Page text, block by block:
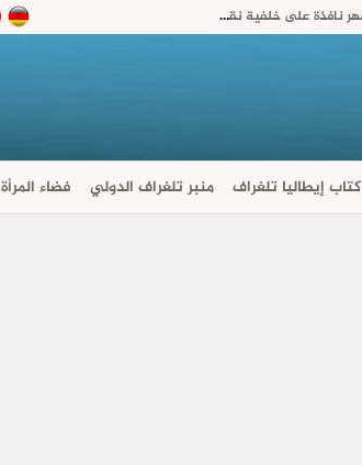
ابتدائية تطوان تقضي بحبس سائقي سيارات أجرة ستة أشهر نافذة على خلفية نقل شبان إلى محيط باب سبتة
كتاب إيطاليا تلغراف منبر تلغراف الدولي فضاء المرأة